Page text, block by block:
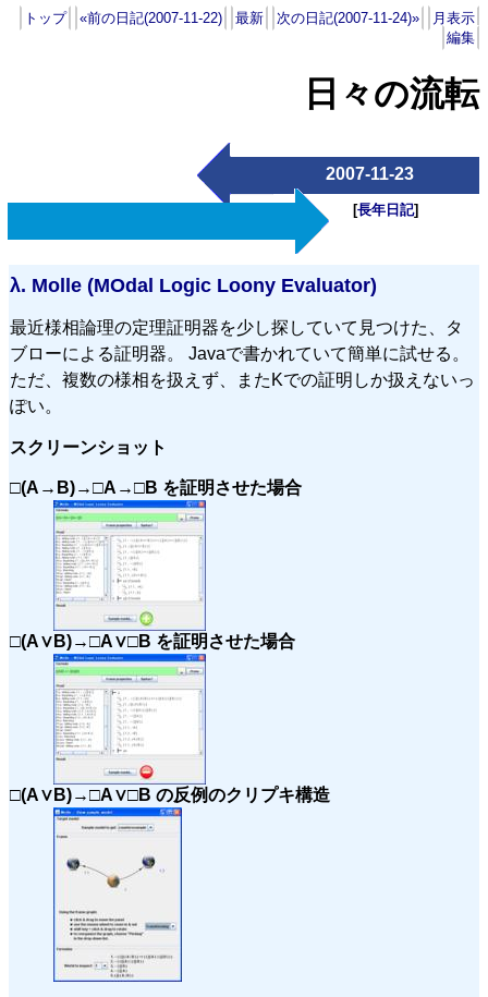
トップ «前の日記(2007-11-22) 最新 次の日記(2007-11-24)»
月表示
編集
日々の流転
2007-11-23
[長年日記]
λ. Molle (MOdal Logic Loony Evaluator)
最近様相論理の定理証明器を少し探していて見つけた、タ
ブローによる証明器。 Javaで書かれていて簡単に試せる。
ただ、複数の様相を扱えず、またKでの証明しか扱えないっ
ぽい。
スクリーンショット
□(A→B)→□A→□B を証明させた場合
□(A∨B)→□A∨□B を証明させた場合
□(A∨B)→□A∨□B の反例のクリプキ構造